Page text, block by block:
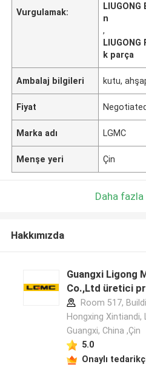
Vurgulamak:
n
,
k parça
Ambalaj bilgileri kutu,
Fiyat
Marka adı LGMC
Menşe yeri Çin
Daha
Hakkımızda
Guangxi Ligong
Co.,Ltd üretici
Room 517,
Hongxing Xintiandi,
Guangxi, China ,Çin
5.0
Onaylı